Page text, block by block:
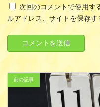
次回のコメントで使用す
ルアドレス、サイトを保存す
前の記事